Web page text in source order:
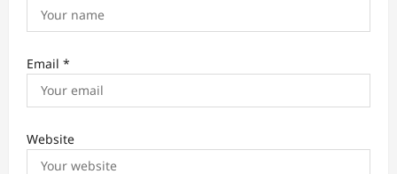
Email *
Website